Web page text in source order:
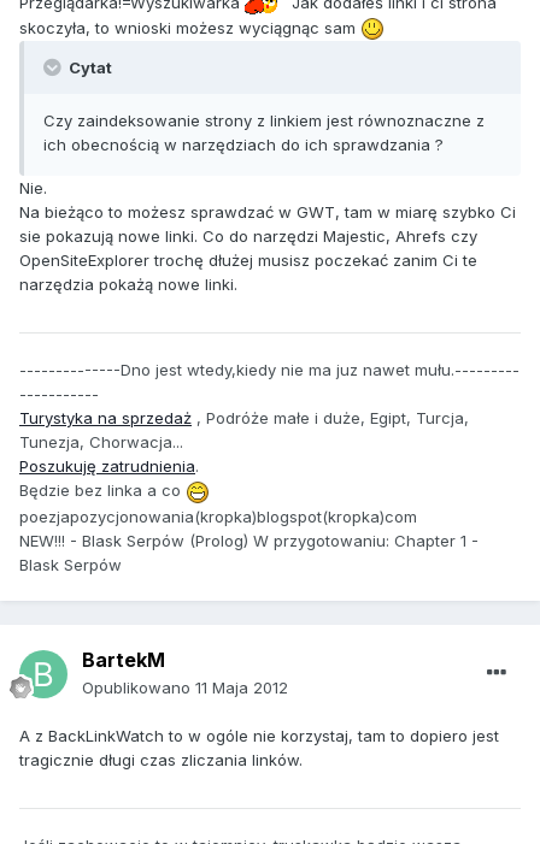
skoczyła, to wnioski możesz wyciągnąc sam
Cytat
Czy zaindeksowanie strony z linkiem jest równoznaczne z
ich obecnością w narzędziach do ich sprawdzania ?
Nie.
Na bieżąco to możesz sprawdzać w GWT, tam w miarę szybko Ci
sie pokazują nowe linki. Co do narzędzi Majestic, Ahrefs czy
OpenSiteExplorer trochę dłużej musisz poczekać zanim Ci te
narzędzia pokażą nowe linki.
--------------Dno jest wtedy,kiedy nie ma juz nawet mułu.---------
-----------
Turystyka na sprzedaż , Podróże małe i duże, Egipt, Turcja,
Tunezja, Chorwacja...
Poszukuję zatrudnienia.
Będzie bez linka a co
poezjapozycjonowania(kropka)blogspot(kropka)com
NEW!!! - Blask Serpów (Prolog) W przygotowaniu: Chapter 1 -
Blask Serpów
BartekM
Opublikowano 11 Maja 2012
A z BackLinkWatch to w ogóle nie korzystaj, tam to dopiero jest
tragicznie długi czas zliczania linków.